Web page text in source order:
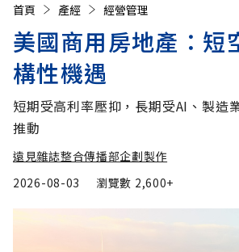
首頁 產經 經營管理
美國商用房地產：短
構性機遇
短期受高利率壓抑，長期受AI、製造
推動
遠見雜誌整合傳播部企劃製作
2026-08-03
瀏覽數 2,600+